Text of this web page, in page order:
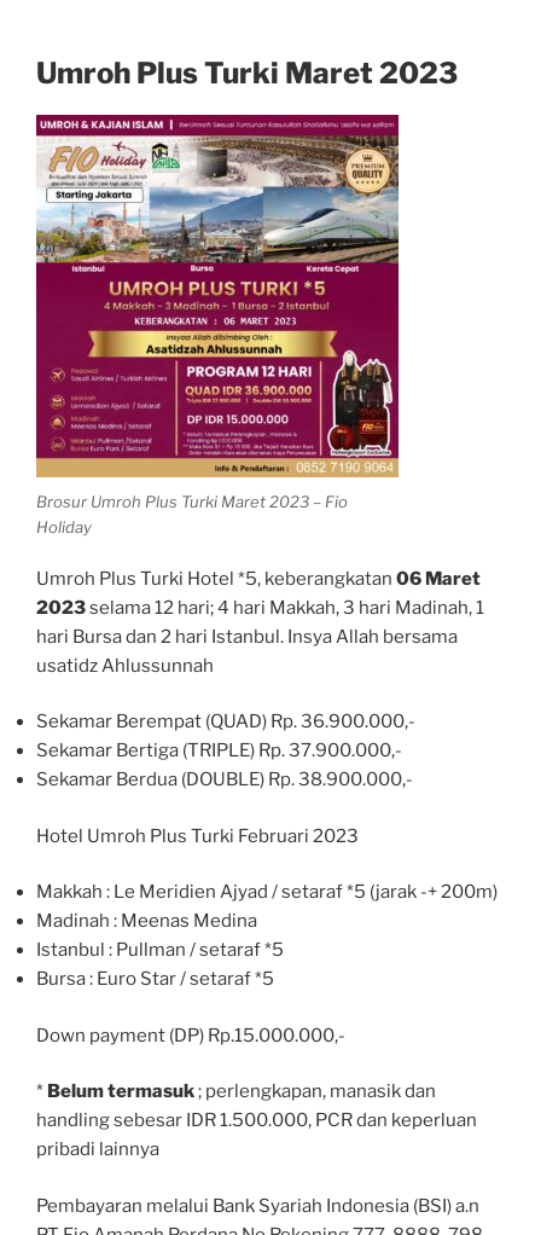
Umroh Plus Turki Maret 2023
Brosur Umroh Plus Turki Maret 2023 – Fio
Holiday
Umroh Plus Turki Hotel *5, keberangkatan 06 Maret
2023selama 12 hari; 4 hari Makkah, 3 hari Madinah, 1
hari Bursa dan 2 hari Istanbul. Insya Allah bersama
usatidz Ahlussunnah
Sekamar Berempat (QUAD) Rp. 36.900.000,-
Sekamar Bertiga (TRIPLE) Rp. 37.900.000,-
Sekamar Berdua (DOUBLE) Rp. 38.900.000,-
Hotel Umroh Plus Turki Februari 2023
Makkah : Le Meridien Ajyad / setaraf *5 (jarak -+ 200m)
Madinah : Meenas Medina
Istanbul : Pullman / setaraf *5
Bursa : Euro Star / setaraf *5
Down payment (DP) Rp.15.000.000,-
* Belum termasuk; perlengkapan, manasik dan
handling sebesar IDR 1.500.000, PCR dan keperluan
pribadi lainnya
Pembayaran melalui Bank Syariah Indonesia (BSI) a.n